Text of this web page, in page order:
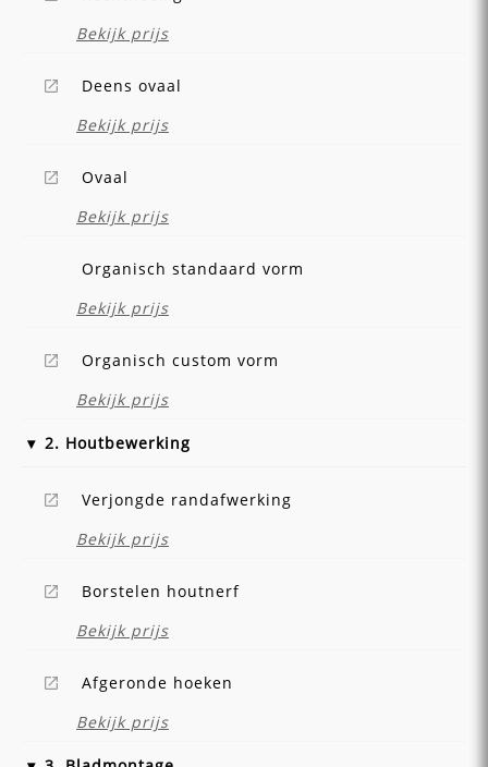
Bekijk prijs
Deens ovaal
Bekijk prijs
Ovaal
Bekijk prijs
Organisch standaard vorm
Bekijk prijs
Organisch custom vorm
Bekijk prijs
2. Houtbewerking
Verjongde randafwerking
Bekijk prijs
Borstelen houtnerf
Bekijk prijs
Afgeronde hoeken
Bekijk prijs